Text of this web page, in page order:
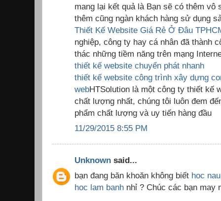
mang lại kết quả là Bạn sẽ có thêm vô
thêm cũng ngàn khách hàng sử dụng
Thiết Kế Website Giá Rẻ Ở Đâu
nghiệp, công ty hay cá nhân đã thành
thác những tiềm năng trên mạng
thiết kế website chuyển phát nhanh
thiết kế website công trình xây dựng
webHTSolution là một công ty thiết kế
chất lượng nhất, chúng tôi luôn đem
phẩm chất lượng và uy tiến hàng đầu
11/29/2015 8:55 PM
Unknown said...
bạn đang băn khoăn không biết hoc
hoc lam banh nhỉ ? Chúc các bạn may